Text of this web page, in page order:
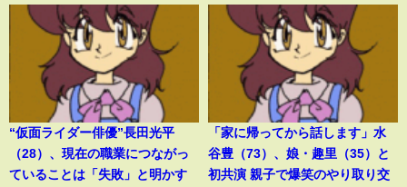
“仮面ライダー俳優”長田光平
（28）、現在の職業につながっ
ていることは「失敗」と明かす
「家に帰ってから話します」水
谷豊（73）、娘・趣里（35）と
初共演 親子で爆笑のやり取り交